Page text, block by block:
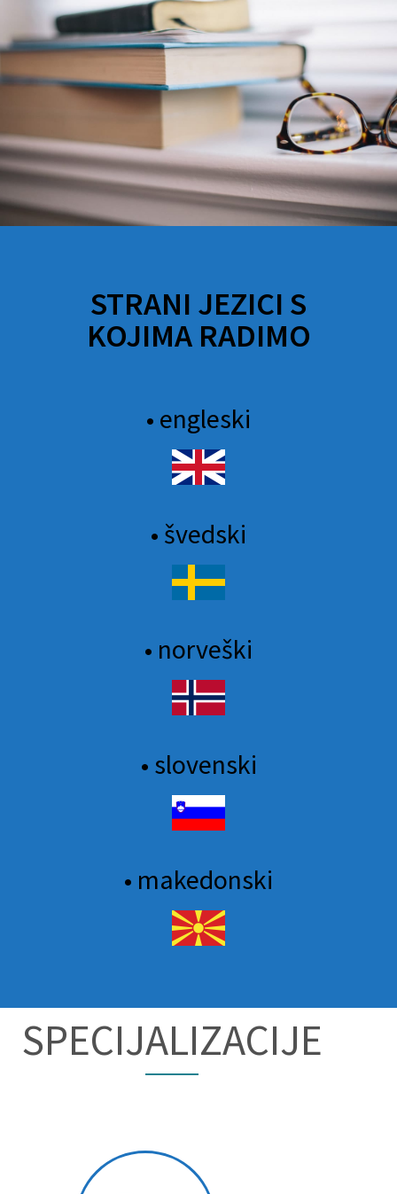
STRANI JEZICI S
KOJIMA RADIMO
• engleski
• švedski
• norveški
• slovenski
• makedonski
SPECIJALIZACIJE